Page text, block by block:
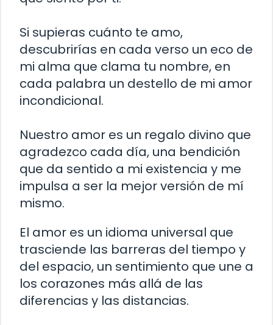
Si supieras cuánto te amo,
descubrirías en cada verso un eco de
mi alma que clama tu nombre, en
cada palabra un destello de mi amor
incondicional.
Nuestro amor es un regalo divino que
agradezco cada día, una bendición
que da sentido a mi existencia y me
impulsa a ser la mejor versión de mí
mismo.
El amor es un idioma universal que
trasciende las barreras del tiempo y
del espacio, un sentimiento que une a
los corazones más allá de las
diferencias y las distancias.